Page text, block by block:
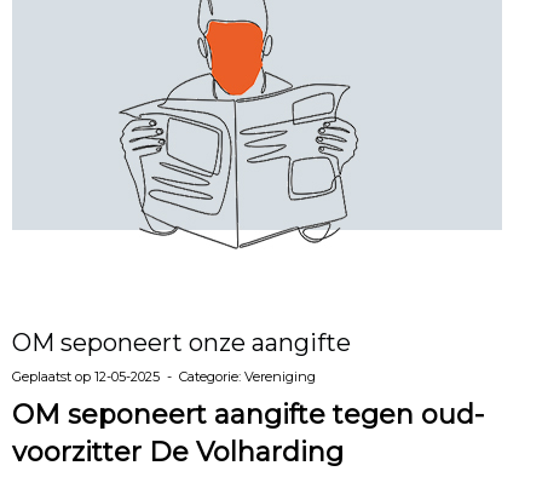
OM seponeert onze aangifte
Geplaatst op 12-05-2025 - Categorie: Vereniging
OM seponeert aangifte tegen oud-
voorzitter De Volharding